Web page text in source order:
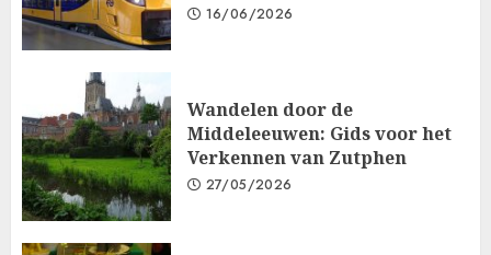
16/06/2026
Wandelen door de
Middeleeuwen: Gids voor het
Verkennen van Zutphen
27/05/2026